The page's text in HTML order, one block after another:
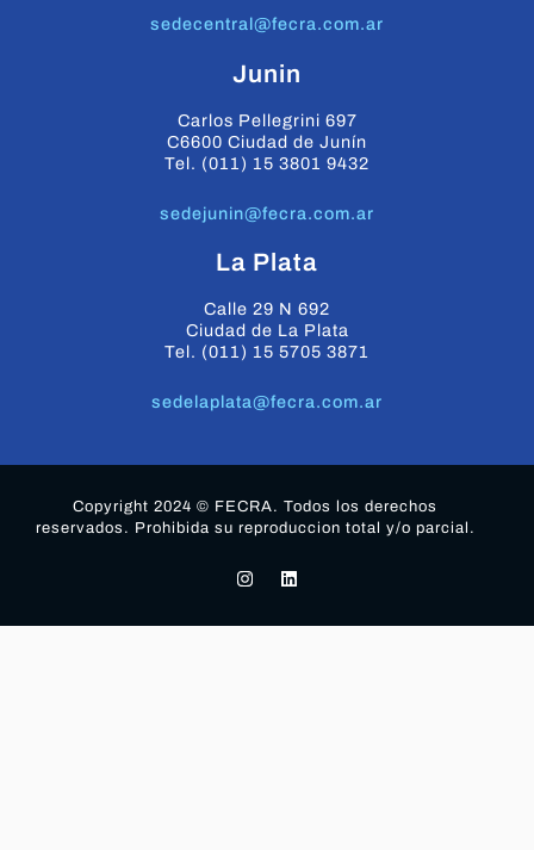
sedecentral@fecra.com.ar
Junin
Carlos Pellegrini 697
C6600 Ciudad de Junín
Tel. (011) 15 3801 9432
sedejunin@fecra.com.ar
La Plata
Calle 29 N 692
Ciudad de La Plata
Tel. (011) 15 5705 3871
sedelaplata@fecra.com.ar
Copyright 2024 © FECRA. Todos los derechos
reservados. Prohibida su reproduccion total y/o parcial.